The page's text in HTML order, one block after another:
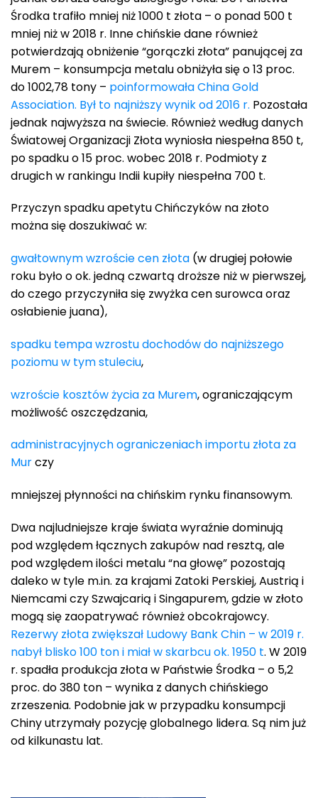
Środka trafiło mniej niż 1000 t złota – o ponad 500 t
mniej niż w 2018 r. Inne chińskie dane również
potwierdzają obniżenie “gorączki złota” panującej za
Murem – konsumpcja metalu obniżyła się o 13 proc.
do 1002,78 tony – poinformowała China Gold
Association. Był to najniższy wynik od 2016 r. Pozostała
jednak najwyższa na świecie. Również według danych
Światowej Organizacji Złota wyniosła niespełna 850 t,
po spadku o 15 proc. wobec 2018 r. Podmioty z
drugich w rankingu Indii kupiły niespełna 700 t.
Przyczyn spadku apetytu Chińczyków na złoto
można się doszukiwać w:
gwałtownym wzroście cen złota (w drugiej połowie
roku było o ok. jedną czwartą droższe niż w pierwszej,
do czego przyczyniła się zwyżka cen surowca oraz
osłabienie juana),
spadku tempa wzrostu dochodów do najniższego
poziomu w tym stuleciu,
wzroście kosztów życia za Murem, ograniczającym
możliwość oszczędzania,
administracyjnych ograniczeniach importu złota za
Murczy
mniejszej płynności na chińskim rynku finansowym.
Dwa najludniejsze kraje świata wyraźnie dominują
pod względem łącznych zakupów nad resztą, ale
pod względem ilości metalu “na głowę” pozostają
daleko w tyle m.in. za krajami Zatoki Perskiej, Austrią i
Niemcami czy Szwajcarią i Singapurem, gdzie w złoto
mogą się zaopatrywać również obcokrajowcy.
Rezerwy złota zwiększał Ludowy Bank Chin – w 2019 r.
nabył blisko 100 ton i miał w skarbcu ok. 1950 t. W 2019
r. spadła produkcja złota w Państwie Środka – o 5,2
proc. do 380 ton – wynika z danych chińskiego
zrzeszenia. Podobnie jak w przypadku konsumpcji
Chiny utrzymały pozycję globalnego lidera. Są nim już
od kilkunastu lat.